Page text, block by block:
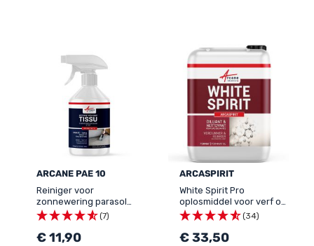
ARCANE PAE 10
Reiniger voor
zonnewering parasol
vloerbedekking -
REINIGER ZEILDOEKEN EN
TEXTIEL
(7)
€ 11,90
ARCASPIRIT
White Spirit Pro
oplosmiddel voor verf op
oplosmiddelbasis -
ARCASPIRIT
(34)
€ 33,50